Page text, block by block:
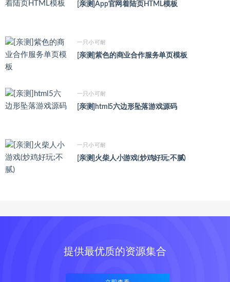
[亲测]App官网着陆页HTML模板
一只小可耐
[亲测]紫色的商业合作服务单页模板
一只小可耐
[亲测]html5六边形坠落游戏源码
一只小可耐
[亲测]火柴人小游戏(炒鸡好玩;不腻)
提供最优质的资源集合